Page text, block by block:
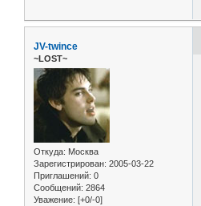
JV-twince
~LOST~
Откуда: Москва
Зарегистрирован: 2005-03-22
Приглашений: 0
Сообщений: 2864
Уважение: [+0/-0]